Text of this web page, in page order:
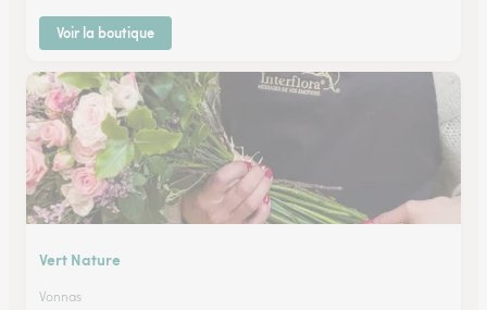
Voir la boutique
Vert Nature
Vonnas